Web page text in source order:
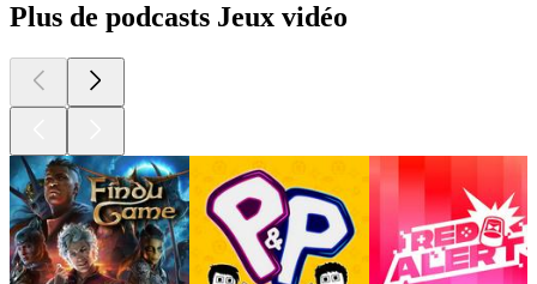
Plus de podcasts Jeux vidéo